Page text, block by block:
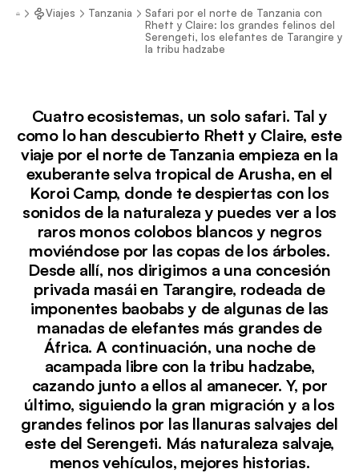
Viajes Tanzania
Safari por el norte de Tanzania con
Rhett y Claire: los grandes felinos del
Serengeti, los elefantes de Tarangire y
la tribu hadzabe
Cuatro ecosistemas, un solo safari. Tal y
como lo han descubierto Rhett y Claire, este
viaje por el norte de Tanzania empieza en la
exuberante selva tropical de Arusha, en el
Koroi Camp, donde te despiertas con los
sonidos de la naturaleza y puedes ver a los
raros monos colobos blancos y negros
moviéndose por las copas de los árboles.
Desde allí, nos dirigimos a una concesión
privada masái en Tarangire, rodeada de
imponentes baobabs y de algunas de las
manadas de elefantes más grandes de
África. A continuación, una noche de
acampada libre con la tribu hadzabe,
cazando junto a ellos al amanecer. Y, por
último, siguiendo la gran migración y a los
grandes felinos por las llanuras salvajes del
este del Serengeti. Más naturaleza salvaje,
menos vehículos, mejores historias.